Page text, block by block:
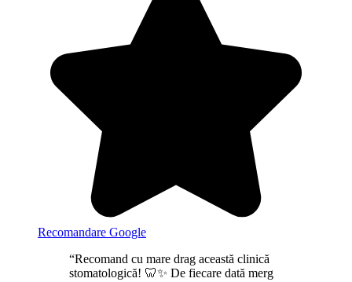
Recomandare Google
“Recomand cu mare drag această clinică
stomatologică! 🦷✨ De fiecare dată merg